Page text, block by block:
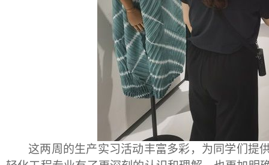
这两周的生产实习活动丰富多彩，为同学们提